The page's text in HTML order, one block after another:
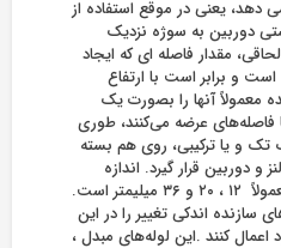
یعنی در موقع استفاده از
دوربین به سوژه نزدیک
مقدار فاصله ای که ایجاد
و برابر است با ارتفاع
معمولاً آنها را بصورت یک
۳ تایی با فاصله‌های عرضه می‌کنند، طوری
و یا ترکیبی، روی هم بسته
دوربین قرار گیرد. اندازه
ارتفاع این استوانه ها ، معمولاً ۱۲ ، ۲۰ و ۳۶ میلیمتر است.
سازنده اندکی تغییر را در این
کنند .این لوله‌های مبدل ،